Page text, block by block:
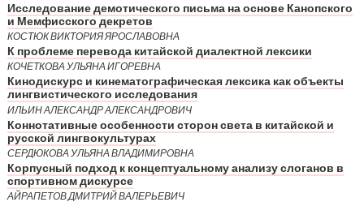
Исследование демотического письма на основе Канопского
и Мемфисского декретов
КОСТЮК ВИКТОРИЯ ЯРОСЛАВОВНА
К проблеме перевода китайской диалектной лексики
КОЧЕТКОВА УЛЬЯНА ИГОРЕВНА
Кинодискурс и кинематографическая лексика как объекты
лингвистического исследования
ИЛЬИН АЛЕКСАНДР АЛЕКСАНДРОВИЧ
Коннотативные особенности сторон света в китайской и
русской лингвокультурах
СЕРДЮКОВА УЛЬЯНА ВЛАДИМИРОВНА
Корпусный подход к концептуальному анализу слоганов в
спортивном дискурсе
АЙРАПЕТОВ ДМИТРИЙ ВАЛЕРЬЕВИЧ